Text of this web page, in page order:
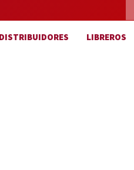
DISTRIBUIDORES LIBREROS